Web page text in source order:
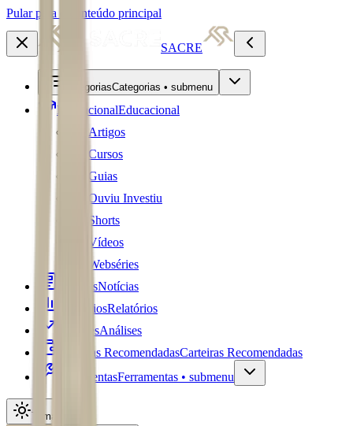
Pular para o conteúdo principal
SACRE
CategoriasCategorias • submenu
EducacionalEducacional
Artigos
Cursos
Guias
Ouviu Investiu
Shorts
Vídeos
Webséries
NotíciasNotícias
RelatóriosRelatórios
AnálisesAnálises
Carteiras RecomendadasCarteiras Recomendadas
FerramentasFerramentas • submenu
Tema